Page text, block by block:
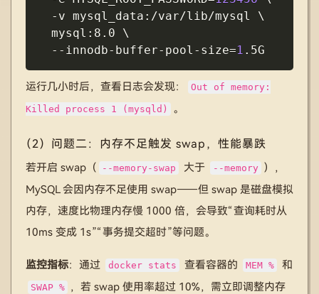
-v mysql_data:/var/lib/mysql \
  mysql:8.0
\
  --innodb-buffer-pool-size
=1 .5G
运行几小时后，查看日志会发现： Out of memory:
Killed process 1 (mysqld) 。
（2）问题二：内存不足触发 swap，性能暴跌
若开启 swap（ --memory-swap 大于 --memory ），
MySQL 会因内存不足使用 swap——但 swap 是磁盘模拟
内存，速度比物理内存慢 1000 倍，会导致“查询耗时从
10ms 变成 1s”“事务提交超时”等问题。
监控指标：通过 docker stats 查看容器的 MEM % 和
SWAP % ，若 swap 使用率超过 10%，需立即调整内存